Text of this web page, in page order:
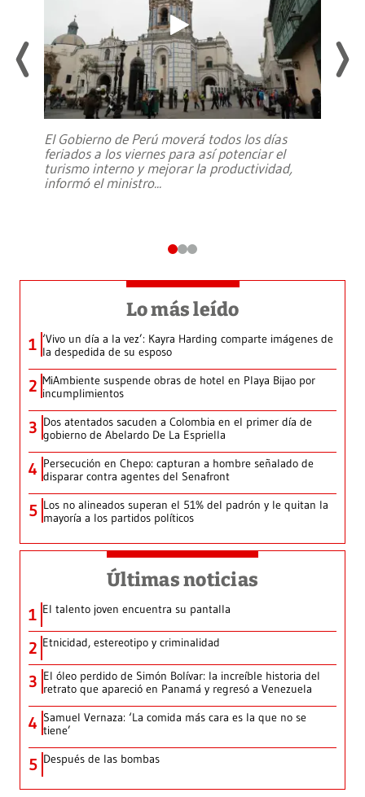
El Gobierno de Perú moverá todos los días
feriados a los viernes para así potenciar el
turismo interno y mejorar la productividad,
informó el ministro...
Lo más leído
1 ‘Vivo un día a la vez’: Kayra Harding comparte imágenes de
la despedida de su esposo
2 MiAmbiente suspende obras de hotel en Playa Bijao por
incumplimientos
3 Dos atentados sacuden a Colombia en el primer día de
gobierno de Abelardo De La Espriella
4 Persecución en Chepo: capturan a hombre señalado de
disparar contra agentes del Senafront
5 Los no alineados superan el 51% del padrón y le quitan la
mayoría a los partidos políticos
Últimas noticias
1 El talento joven encuentra su pantalla​
2 Etnicidad, estereotipo y criminalidad
3 El óleo perdido de Simón Bolívar: la increíble historia del
retrato que apareció en Panamá y regresó a Venezuela
4 Samuel Vernaza: ‘La comida más cara es la que no se
tiene’
5 Después de las bombas